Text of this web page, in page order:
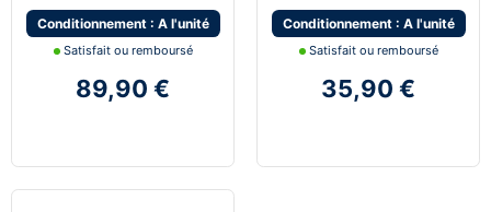
Conditionnement : A l'unité
Satisfait ou remboursé
89,90 €
Conditionnement : A l'unité
Satisfait ou remboursé
35,90 €